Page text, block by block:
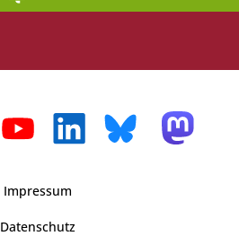
Impressum
Datenschutz